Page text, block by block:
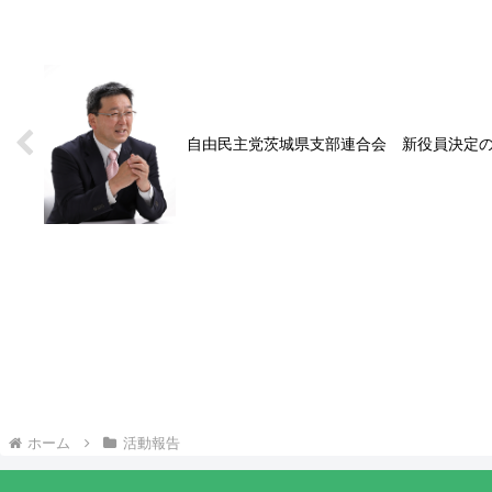
自由民主党茨城県支部連合会 新役員決定の
ホーム 活動報告